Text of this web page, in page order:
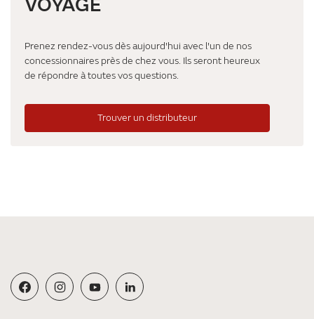
VOYAGE
Prenez rendez-vous dès aujourd'hui avec l'un de nos
concessionnaires près de chez vous. Ils seront heureux
de répondre à toutes vos questions.
Trouver un distributeur